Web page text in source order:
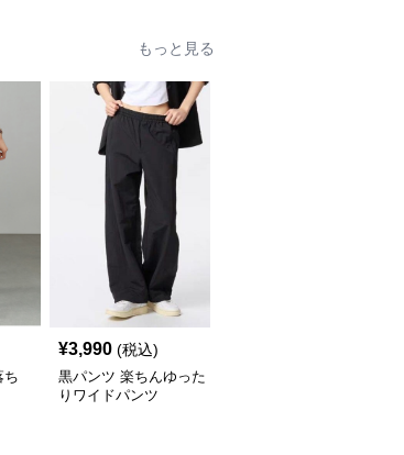
もっと見る
ち
¥3,990 (税込)
黒パンツ 楽ちんゆった
りワイドパンツ